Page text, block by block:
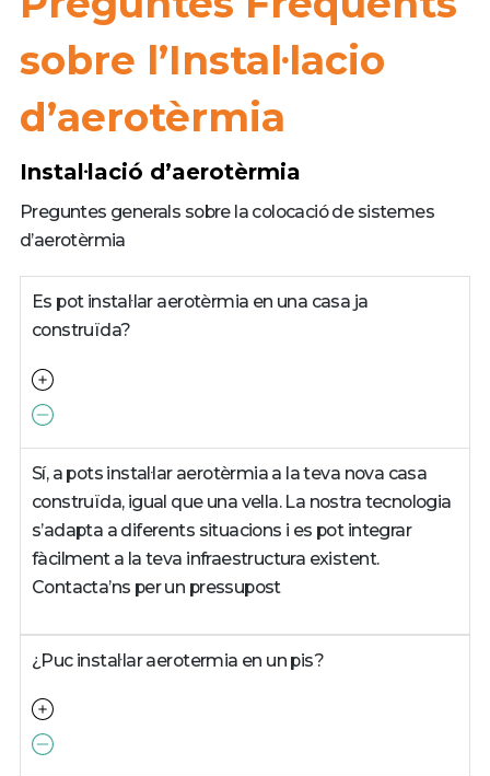
sobre l’Instal·lacio
d’aerotèrmia
Instal·lació d’aerotèrmia
Preguntes generals sobre la colocació de sistemes
d’aerotèrmia
Es pot instal·lar aerotèrmia en una casa ja
construïda?
Sí, a pots instal·lar aerotèrmia a la teva nova casa
construïda, igual que una vella. La nostra tecnologia
s’adapta a diferents situacions i es pot integrar
fàcilment a la teva infraestructura existent.
Contacta’ns per un pressupost
¿Puc instal·lar aerotermia en un pis?